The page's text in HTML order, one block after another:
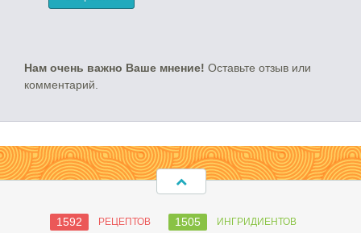
Нам очень важно Ваше мнение! Оставьте отзыв или
комментарий.
1592 РЕЦЕПТОВ 1505 ИНГРИДИЕНТОВ